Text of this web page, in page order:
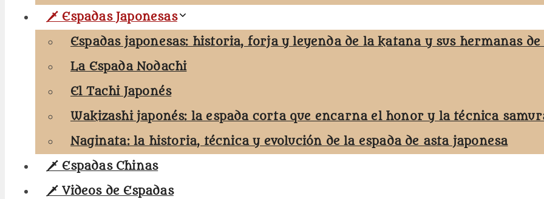
🗡️ Espadas Japonesas
Espadas japonesas: historia, forja y leyenda de la katana y sus hermanas de
La Espada Nodachi
El Tachi Japonés
Wakizashi japonés: la espada corta que encarna el honor y la técnica
Naginata: la historia, técnica y evolución de la espada de asta japonesa
🗡️ Espadas Chinas
🗡️ Videos de Espadas